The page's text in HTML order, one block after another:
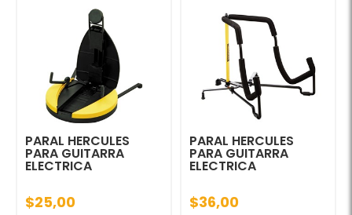
PARAL HERCULES
PARA GUITARRA
ELECTRICA
$25,00
PARAL HERCULES
PARA GUITARRA
ELECTRICA
$36,00